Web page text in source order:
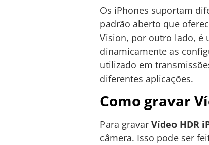
Os iPhones suportam
padrão aberto que
Vision, por outro lado, é
dinamicamente as
utilizado em
diferentes aplicações.
Como gravar
Para gravar Vídeo HDR
câmera. Isso pode ser